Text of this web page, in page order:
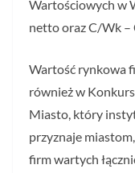
Wartościowych w
netto oraz C/Wk –
Wartość rynkowa
również w
Miasto, który
przyznaje
firm wartych